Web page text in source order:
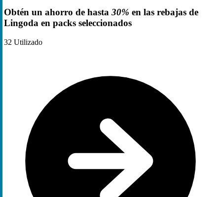
Obtén un ahorro de hasta 30% en las rebajas de
Lingoda en packs seleccionados
32 Utilizado